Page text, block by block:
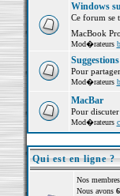
Windows
Ce forum se
MacBook
Mod�rateurs
Suggestions
Pour
Mod�rateurs
MacBar
Pour
Mod�rateurs
Qui est en ligne ?
Nos
Nous avons